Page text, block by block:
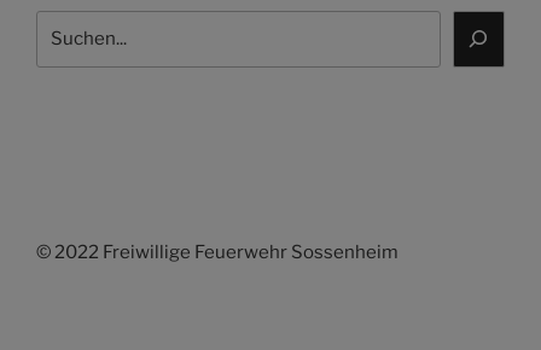
© 2022 Freiwillige Feuerwehr Sossenheim